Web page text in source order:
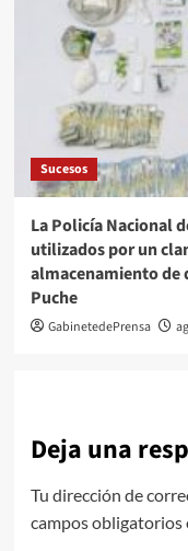
Sucesos
La Policía Nacional
utilizados por un
almacenamiento de
Puche
GabinetedePrensa
Deja una
Tu dirección de
campos obligatorios